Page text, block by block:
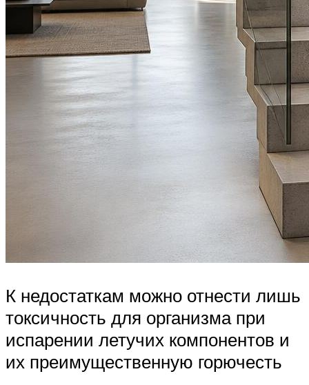
К недостаткам можно отнести лишь
токсичность для организма при
испарении летучих компонентов и
их преимущественную горючесть